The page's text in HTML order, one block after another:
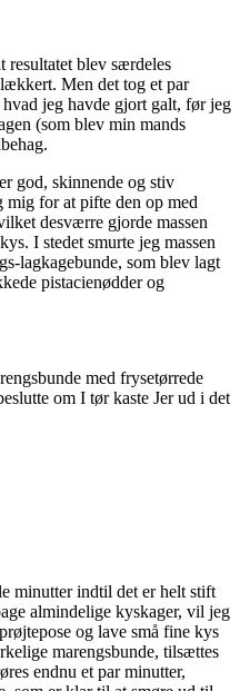
resultatet blev særdeles
Men det tog et par
jeg havde gjort galt, før jeg
(som blev min mands
god, skinnende og stiv
mig for at pifte den op med
desværre gjorde massen
I stedet smurte jeg massen
lagkagebunde, som blev lagt
pistacienødder og
med frysetørrede
om I tør kaste Jer ud i det
minutter indtil det er helt stift
almindelige kyskager, vil jeg
og lave små fine kys
marengsbunde, tilsættes
endnu et par minutter,